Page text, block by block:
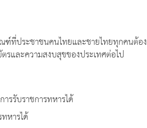
ฑ์ที่ประชาชนคนไทยและชายไทยทุกคนต้อง
และความสงบสุขของประเทศต่อไป
นและการรับราชการทหารได้
หารได้